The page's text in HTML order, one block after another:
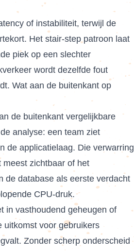
of instabiliteit, terwijl de
Het stair-step patroon laat
piek op een slechter
wordt dezelfde fout
Wat aan de buitenkant op
de buitenkant vergelijkbare
analyse: een team ziet
de applicatielaag. Die verwarring
zichtbaar of het
de database als eerste verdacht
CPU-druk.
in vasthoudend geheugen of
uitkomst voor gebruikers
Zonder scherp onderscheid